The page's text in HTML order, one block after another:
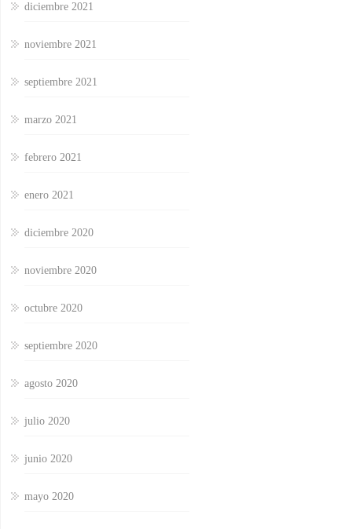
diciembre 2021
noviembre 2021
septiembre 2021
marzo 2021
febrero 2021
enero 2021
diciembre 2020
noviembre 2020
octubre 2020
septiembre 2020
agosto 2020
julio 2020
junio 2020
mayo 2020